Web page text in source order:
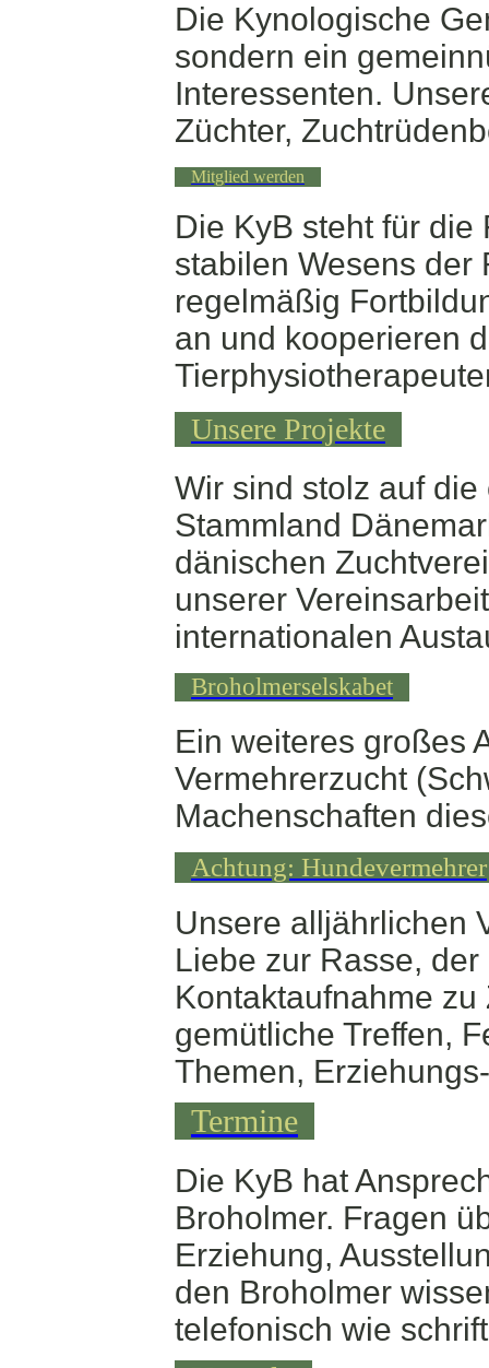
Die Kynologische
sondern ein
Interessenten.
Züchter,
Mitglied werden
Die KyB steht für
stabilen Wesens der
regelmäßig
an und kooperieren
Unsere Projekte
Wir sind stolz auf
Stammland
dänischen
unserer
internationalen
Broholmerselskabet
Ein weiteres großes
Vermehrerzucht
Machenschaften
Achtung: Hundevermehrer
Unsere alljährlichen
Liebe zur Rasse,
Kontaktaufnahme
gemütliche Treffen,
Themen,
Termine
Die KyB hat
Broholmer. Fragen
Erziehung,
den Broholmer
telefonisch wie